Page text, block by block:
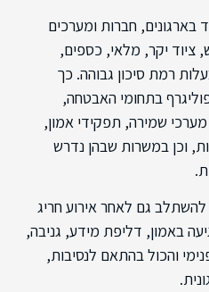
בארגונים, חברות ומערכים
ציוד יקר, מלאי, כספים,
רמת סיכון גבוהה. כך
בתחומי האבטחה,
שמירה, תפקידי אמון,
וכן במשרות שבהן נדרש
להשתלב גם לאחר אירוע חריג
באמון, דליפת מידע, גניבה,
והכול בהתאם לנסיבות,